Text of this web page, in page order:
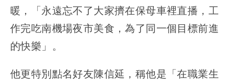
暖，「永遠忘不了大家擠在保母車裡直播，工
作完吃南機場夜市美食，為了同一個目標前進
的快樂」。
他更特別點名好友陳信延，稱他是「在職業生